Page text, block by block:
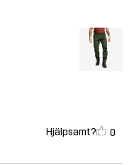
Hjälpsamt? 0